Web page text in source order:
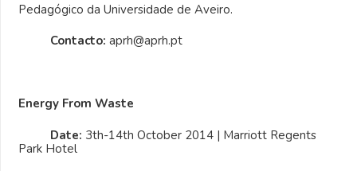
Pedagógico da Universidade de Aveiro.
Contacto: aprh@aprh.pt
Energy From Waste
Date: 3th-14th October 2014 | Marriott Regents
Park Hotel